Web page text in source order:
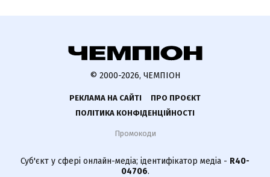
© 2000-2026, ЧЕМПІОН
РЕКЛАМА НА САЙТІ
ПРО ПРОЄКТ
ПОЛІТИКА КОНФІДЕНЦІЙНОСТІ
Промокоди
Суб'єкт у сфері онлайн-медіа; ідентифікатор медіа - R40-
04706.